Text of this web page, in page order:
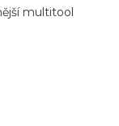
multitool